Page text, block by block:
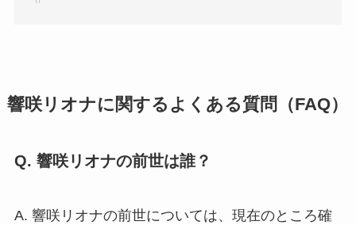
響咲リオナに関するよくある質問（FAQ）
Q. 響咲リオナの前世は誰？
A. 響咲リオナの前世については、現在のところ確